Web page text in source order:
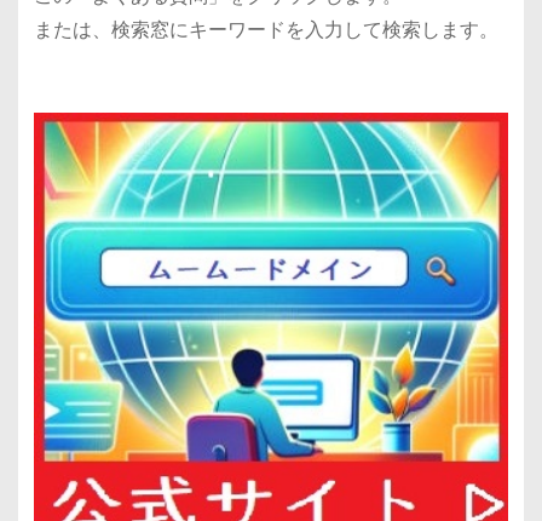
または、検索窓にキーワードを入力して検索します。